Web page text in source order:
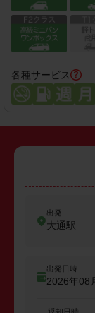
各種サービス
出発
大通駅
出発日時
2026年08